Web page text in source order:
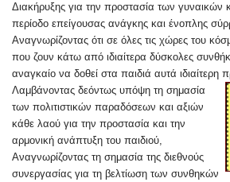
Διακήρυξης για την προστασία των γυναικών
περίοδο επείγουσας ανάγκης και ένοπλης
Αναγνωρίζοντας ότι σε όλες τις χώρες του
που ζουν κάτω από ιδιαίτερα δύσκολες
αναγκαίο να δοθεί στα παιδιά αυτά ιδιαίτερη
Λαμβάνοντας δεόντως υπόψη τη σημασία
των πολιτιστικών παραδόσεων και αξιών
κάθε λαού για την προστασία και την
αρμονική ανάπτυξη του παιδιού,
Αναγνωρίζοντας τη σημασία της διεθνούς
συνεργασίας για τη βελτίωση των συνθηκών